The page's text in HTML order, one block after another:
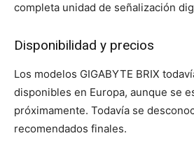
completa unidad de señalización
Disponibilidad y precios
Los modelos GIGABYTE BRIX
disponibles en Europa, aunque se
próximamente. Todavía se
recomendados finales.